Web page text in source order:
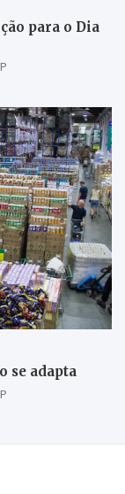
para o Dia
se adapta